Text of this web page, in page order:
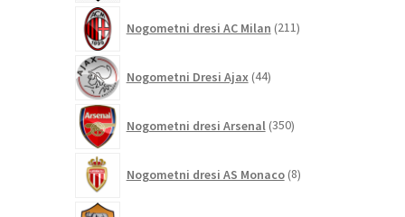
Nogometni dresi AC Milan 211izdelkov
Nogometni Dresi Ajax 44izdelkov
Nogometni dresi Arsenal 350izdelkov
Nogometni dresi AS Monaco 8izdelkov